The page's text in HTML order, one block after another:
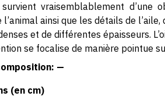
survient vraisemblablement
l’animal ainsi que les détails de
et de différentes épaisseurs.
se focalise de manière pointue
—
(en cm)